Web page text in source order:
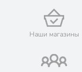
Наши магазины